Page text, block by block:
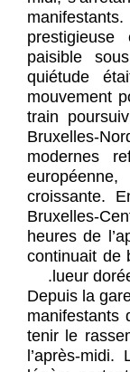
paisible
quiétude
mouvement
train
Bruxelles-
modernes
croissante.
Bruxelles-
heures de
continuait de
lueur
Depuis la
manifestants
tenir le
l’après-